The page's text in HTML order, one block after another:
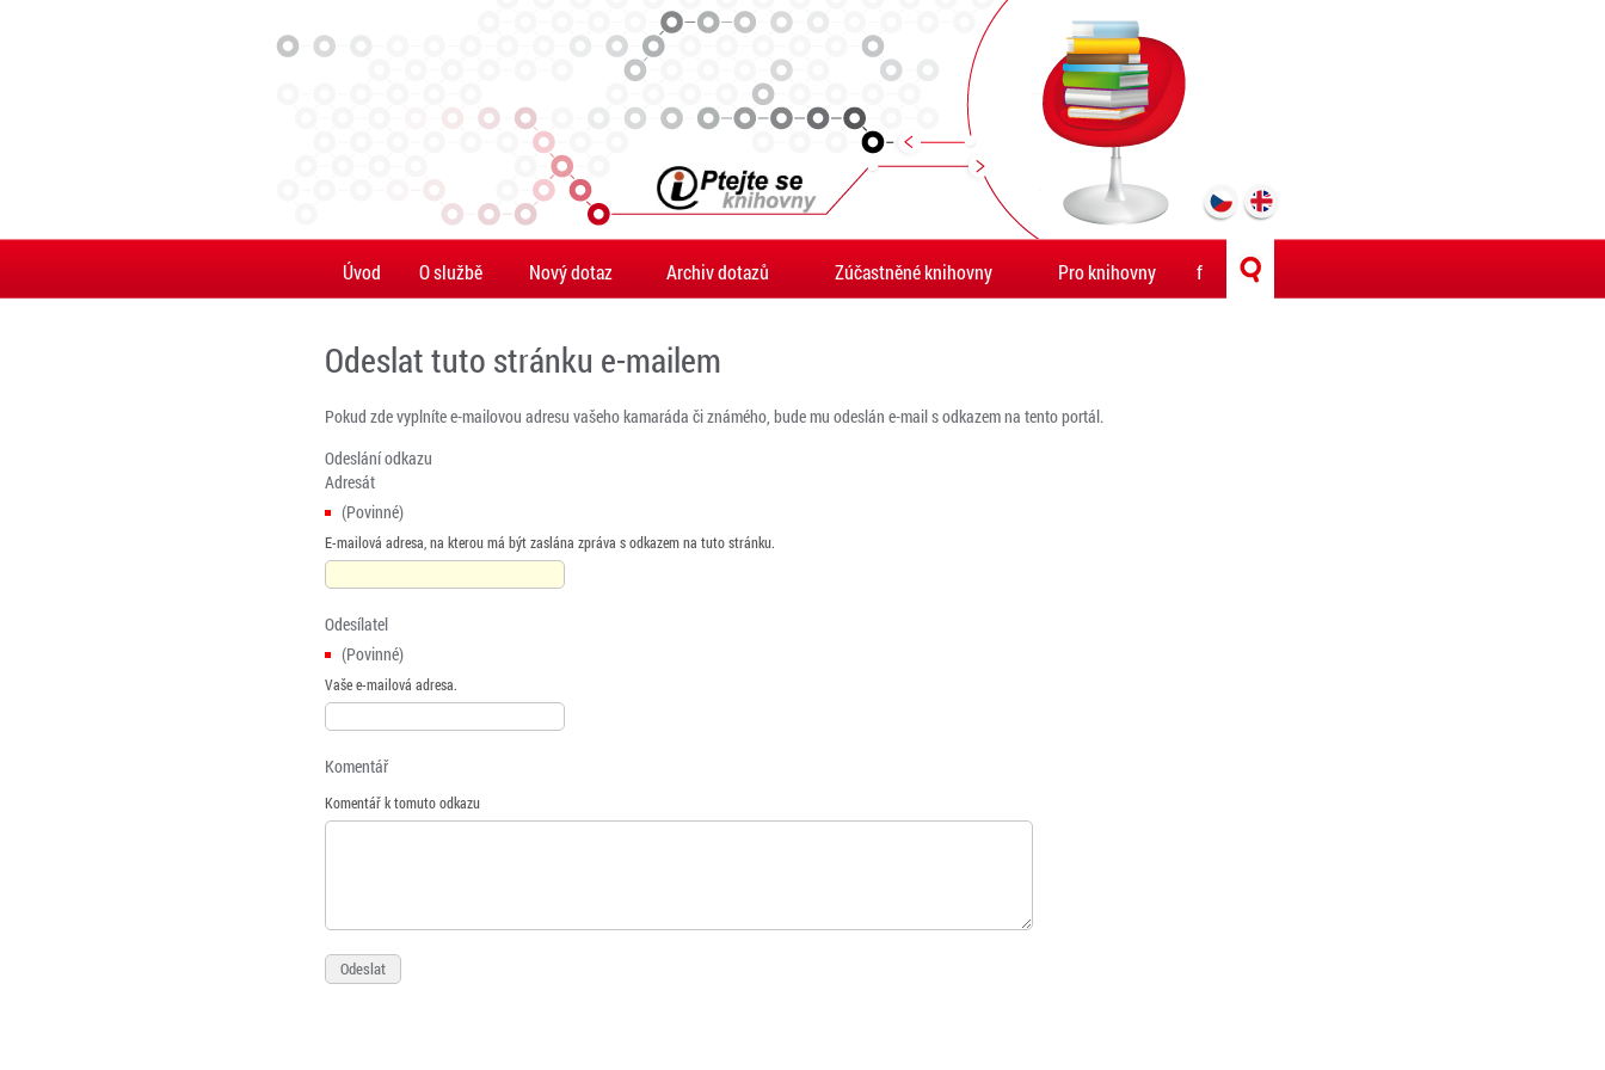
Úvod O službě Nový dotaz Archiv dotazů Zúčastněné knihovny Pro knihovny f
Odeslat tuto stránku e-mailem
Pokud zde vyplníte e-mailovou adresu vašeho kamaráda či známého, bude mu odeslán e-mail s odkazem na tento portál.
Odeslání odkazu
Adresát
(Povinné)
E-mailová adresa, na kterou má být zaslána zpráva s odkazem na tuto stránku.
Odesílatel
(Povinné)
Vaše e-mailová adresa.
Komentář
Komentář k tomuto odkazu